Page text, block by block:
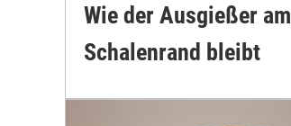
Wie der Ausgießer am
Schalenrand bleibt